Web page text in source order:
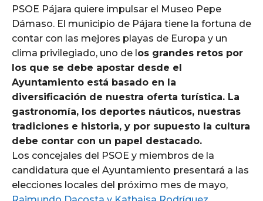
PSOE Pájara quiere impulsar el Museo Pepe
Dámaso. El municipio de Pájara tiene la fortuna de
contar con las mejores playas de Europa y un
clima privilegiado, uno de los grandes retos por
los que se debe apostar desde el
Ayuntamiento está basado en la
diversificación de nuestra oferta turística. La
gastronomía, los deportes náuticos, nuestras
tradiciones e historia, y por supuesto la cultura
debe contar con un papel destacado.
Los concejales del PSOE y miembros de la
candidatura que el Ayuntamiento presentará a las
elecciones locales del próximo mes de mayo,